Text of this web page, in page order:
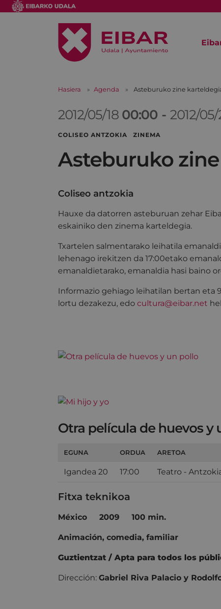
Hasiera Agenda Asteburuko zine
2012/05/18 00:00 - 2012/05/
COLISEO ANTZOKIA ZINEMA
Asteburuko
Coliseo antzokia
Hauxe da datorren asteburuan zehar
eskainiko den zinema karteldegia.
Txartelen salmentarako leihatila
lehenago irekitzen da 17:00etako
emanaldietarako, emanaldia hasi baino
Informazio gehiago leihatilan bertan eta
lortu dezakezu, edo cultura@eibar.net
Otra película de huevos y
EGUNA ORDUA ARETOA
Igandea 20 17:00 Teatro -
Fitxa teknikoa
México 2009 100 min.
Animación, comedia, familiar
Guztientzat / Apta para todos los
Dirección: Gabriel Riva Palacio y